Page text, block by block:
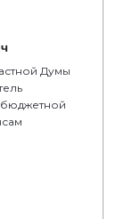
Думы
бюджетной